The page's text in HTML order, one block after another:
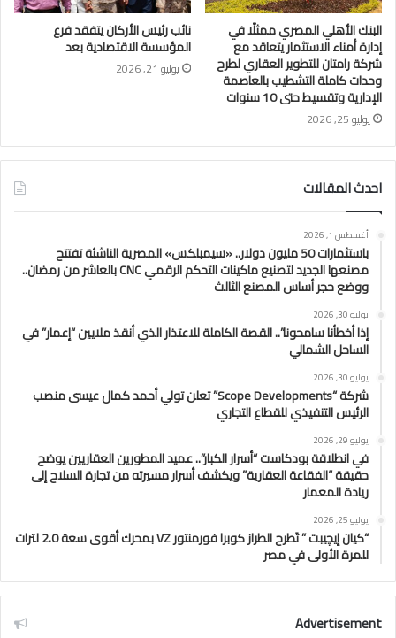
البنك الأهلي المصري ممثلًا في
إدارة أمناء الاستثمار يتعاقد مع
شركة رامتان للتطوير العقاري لطرح
وحدات كاملة التشطيب بالعاصمة
الإدارية وتقسيط حتى 10 سنوات
يوليو 25, 2026
نائب رئيس الأركان يتفقد فرع
المؤسسة الاقتصادية بعد
يوليو 21, 2026
احدث المقالات
أغسطس 1, 2026
باستثمارات 50 مليون دولار.. «سيمبلكس» المصرية الناشئة تفتتح
مصنعها الجديد لتصنيع ماكينات التحكم الرقمي CNC بالعاشر من رمضان..
ووضع حجر أساس المصنع الثالث
يوليو 30, 2026
إذا أخطأنا سامحونا”.. القصة الكاملة للاعتذار الذي أنقذ ملايين “إعمار” في
الساحل الشمالي
يوليو 30, 2026
شركة “Scope Developments” تعلن تولي أحمد كمال عيسى منصب
الرئيس التنفيذي للقطاع التجاري
يوليو 29, 2026
في انطلاقة بودكاست “أسرار الكبار”.. عميد المطورين العقاريين يوضح
حقيقة “الفقاعة العقارية” ويكشف أسرار مسيرته من تجارة السلاح إلى
ريادة المعمار
يوليو 25, 2026
“كيان إيچيبت ” تَطرح الطراز كوبرا فورمنتور VZ بمحرك أقوى سعة 2.0 لترات
للمرة الأولى في مصر
Advertisement